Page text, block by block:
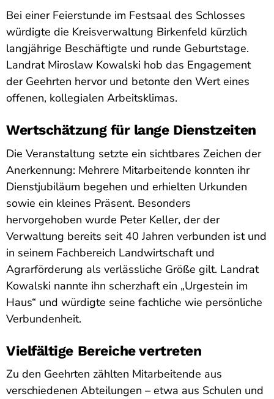
Bei einer Feierstunde im Festsaal des Schlosses
würdigte die Kreisverwaltung Birkenfeld kürzlich
langjährige Beschäftigte und runde Geburtstage.
Landrat Miroslaw Kowalski hob das Engagement
der Geehrten hervor und betonte den Wert eines
offenen, kollegialen Arbeitsklimas.
Wertschätzung für lange Dienstzeiten
Die Veranstaltung setzte ein sichtbares Zeichen der
Anerkennung: Mehrere Mitarbeitende konnten ihr
Dienstjubiläum begehen und erhielten Urkunden
sowie ein kleines Präsent. Besonders
hervorgehoben wurde Peter Keller, der der
Verwaltung bereits seit 40 Jahren verbunden ist und
in seinem Fachbereich Landwirtschaft und
Agrarförderung als verlässliche Größe gilt. Landrat
Kowalski nannte ihn scherzhaft ein „Urgestein im
Haus“ und würdigte seine fachliche wie persönliche
Verbundenheit.
Vielfältige Bereiche vertreten
Zu den Geehrten zählten Mitarbeitende aus
verschiedenen Abteilungen – etwa aus Schulen und